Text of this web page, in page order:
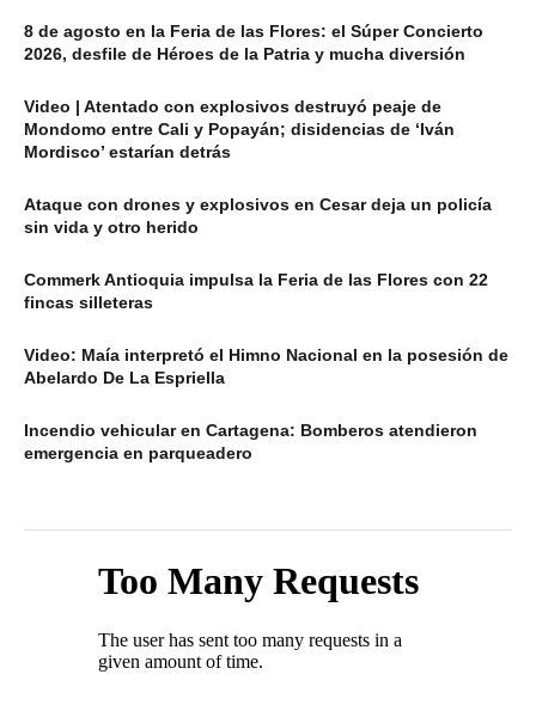
8 de agosto en la Feria de las Flores: el Súper Concierto
2026, desfile de Héroes de la Patria y mucha diversión
Video | Atentado con explosivos destruyó peaje de
Mondomo entre Cali y Popayán; disidencias de ‘Iván
Mordisco’ estarían detrás
Ataque con drones y explosivos en Cesar deja un policía
sin vida y otro herido
Commerk Antioquia impulsa la Feria de las Flores con 22
fincas silleteras
Video: Maía interpretó el Himno Nacional en la posesión de
Abelardo De La Espriella
Incendio vehicular en Cartagena: Bomberos atendieron
emergencia en parqueadero